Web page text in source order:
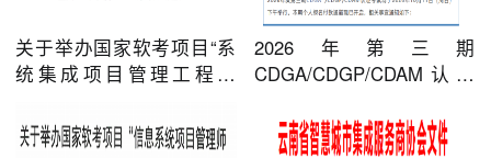
关于举办国家软考项目“系
统集成项目管理工程师
管理师（高级）”的培训通
知
2026年第三期
CDGA/CDGP/CDAM认证